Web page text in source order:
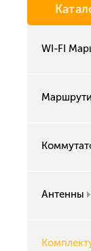
WI-FI
Антенны